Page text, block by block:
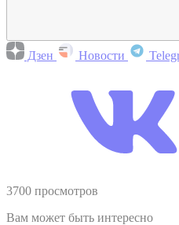
Дзен Новости
3700 просмотров
Вам может быть интересно